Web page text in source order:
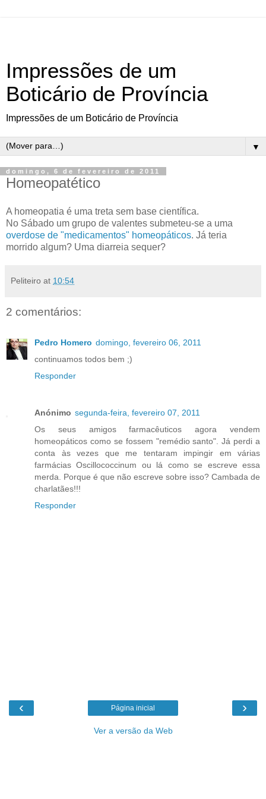
Impressões de um
Boticário de Província
Impressões de um Boticário de Província
▼
domingo, 6 de fevereiro de 2011
Homeopatético
A homeopatia é uma treta sem base científica.
No Sábado um grupo de valentes submeteu-se a uma
overdose de "medicamentos" homeopáticos. Já teria
morrido algum? Uma diarreia sequer?
Peliteiro at 10:54
2 comentários:
Pedro Homero domingo, fevereiro 06, 2011
continuamos todos bem ;)
Responder
Anónimo segunda-feira, fevereiro 07, 2011
Os seus amigos farmacêuticos agora vendem
homeopáticos como se fossem "remédio santo". Já perdi a
conta às vezes que me tentaram impingir em várias
farmácias Oscillococcinum ou lá como se escreve essa
merda. Porque é que não escreve sobre isso? Cambada de
charlatães!!!
Responder
‹ ›
Página inicial
Ver a versão da Web